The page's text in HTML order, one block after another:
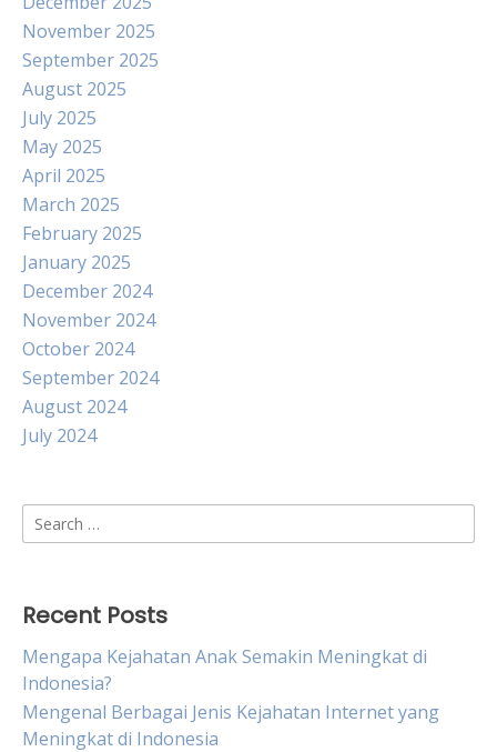
November 2025
September 2025
August 2025
July 2025
May 2025
April 2025
March 2025
February 2025
January 2025
December 2024
November 2024
October 2024
September 2024
August 2024
July 2024
Search
for:
Recent Posts
Mengapa Kejahatan Anak Semakin Meningkat di
Indonesia?
Mengenal Berbagai Jenis Kejahatan Internet yang
Meningkat di Indonesia